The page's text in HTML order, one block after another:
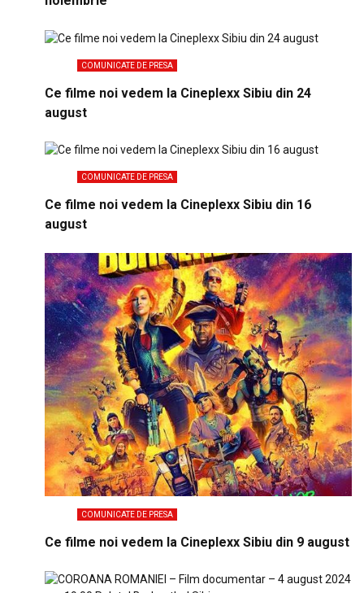
COMUNICATE DE PRESA
Ce filme noi vedem la Cineplexx Sibiu din 24
august
COMUNICATE DE PRESA
Ce filme noi vedem la Cineplexx Sibiu din 16
august
COMUNICATE DE PRESA
Ce filme noi vedem la Cineplexx Sibiu din 9 august